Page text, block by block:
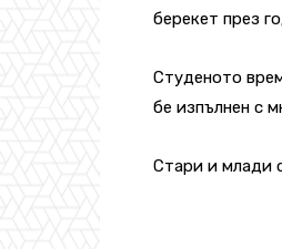
берекет през
Студеното
бе изпълнен с
Стари и млади